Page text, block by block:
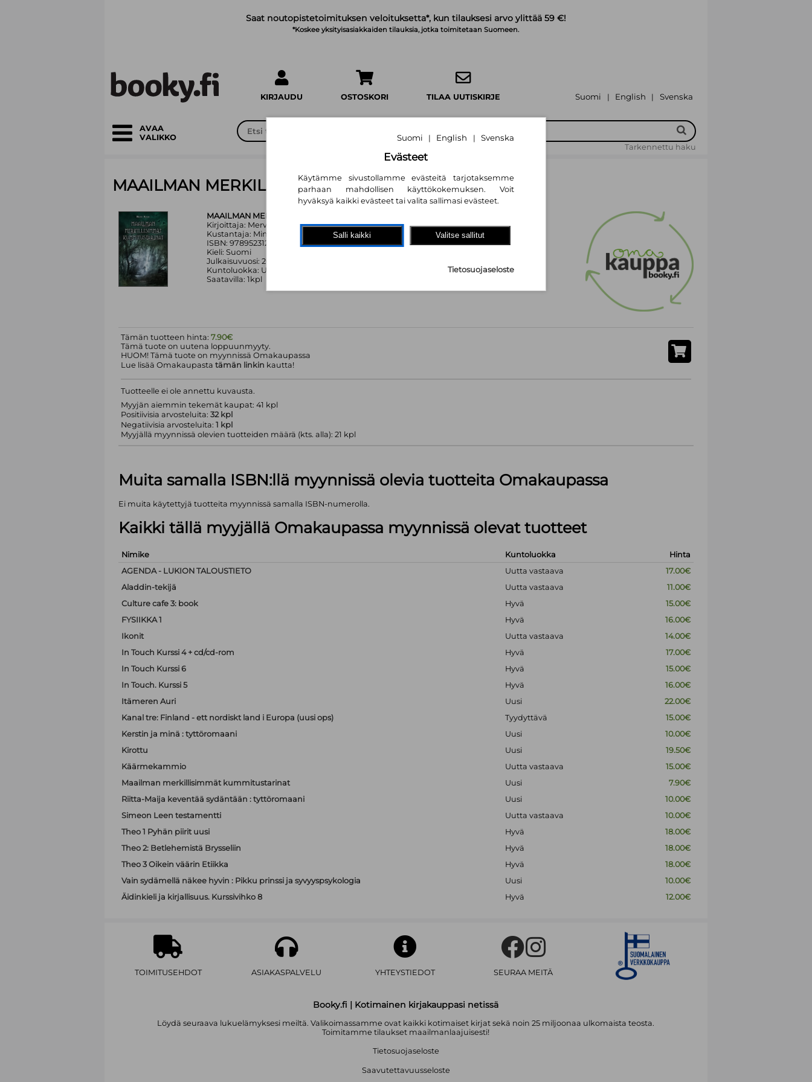
Saat noutopistetoimituksen veloituksetta*, kun tilauksesi arvo ylittää 59 €!
*Koskee yksityisasiakkaiden tilauksia, jotka toimitetaan Suomeen.
KIRJAUDU OSTOSKORI TILAA UUTISKIRJE Suomi | English | Svenska
AVAA
VALIKKO
Tarkennettu haku
MAAILMAN MERKILLISIMMÄT KUMMITUSTARINAT
MAAILMAN MERKILLISIMMÄT KUMMITUSTARINAT
Kirjoittaja: Mervi Koski
Kustantaja: Minerva Kustannus Oy
ISBN: 9789523127111
Kieli: Suomi
Julkaisuvuosi: 2018
Kuntoluokka: Uusi
Saatavilla: 1kpl
Tämän tuotteen hinta: 7.90€
Tämä tuote on uutena loppuunmyyty.
HUOM! Tämä tuote on myynnissä Omakaupassa
Lue lisää Omakaupasta tämän linkin kautta!
Tuotteelle ei ole annettu kuvausta.
Myyjän aiemmin tekemät kaupat: 41 kpl
Positiivisia arvosteluita: 32 kpl
Negatiivisia arvosteluita: 1 kpl
Myyjällä myynnissä olevien tuotteiden määrä (kts. alla): 21 kpl
Muita samalla ISBN:llä myynnissä olevia tuotteita Omakaupassa
Ei muita käytettyjä tuotteita myynnissä samalla ISBN-numerolla.
Kaikki tällä myyjällä Omakaupassa myynnissä olevat tuotteet
Nimike Kuntoluokka
Hinta
AGENDA - LUKION TALOUSTIETO
Uutta vastaava
17.00€
Aladdin-tekijä
Uutta vastaava
11.00€
Culture cafe 3: book
Hyvä
15.00€
FYSIIKKA 1
Hyvä
16.00€
Ikonit
Uutta vastaava
14.00€
In Touch Kurssi 4 + cd/cd-rom
Hyvä
17.00€
In Touch Kurssi 6
Hyvä
15.00€
In Touch. Kurssi 5
Hyvä
16.00€
Itämeren Auri
Uusi
22.00€
Kanal tre: Finland - ett nordiskt land i Europa (uusi ops)
Tyydyttävä
15.00€
Kerstin ja minä : tyttöromaani
Uusi
10.00€
Kirottu
Uusi
19.50€
Käärmekammio
Uutta vastaava
15.00€
Maailman merkillisimmät kummitustarinat
Uusi
7.90€
Riitta-Maija keventää sydäntään : tyttöromaani
Uusi
10.00€
Simeon Leen testamentti
Uutta vastaava
10.00€
Theo 1 Pyhän piirit uusi
Hyvä
18.00€
Theo 2: Betlehemistä Brysseliin
Hyvä
18.00€
Theo 3 Oikein väärin Etiikka
Hyvä
18.00€
Vain sydämellä näkee hyvin : Pikku prinssi ja syvyyspsykologia
Uusi
10.00€
Äidinkieli ja kirjallisuus. Kurssivihko 8
Hyvä 12.00€
TOIMITUSEHDOT ASIAKASPALVELU YHTEYSTIEDOT SEURAA MEITÄ
Booky.fi | Kotimainen kirjakauppasi netissä
Löydä seuraava lukuelämyksesi meiltä. Valikoimassamme ovat kaikki kotimaiset kirjat sekä noin 25 miljoonaa ulkomaista teosta.
Toimitamme tilaukset maailmanlaajuisesti!
Tietosuojaseloste
Saavutettavuusseloste
Suomi | English | Svenska
Evästeet
Käytämme sivustollamme evästeitä tarjotaksemme
parhaan mahdollisen käyttökokemuksen. Voit
hyväksyä kaikki evästeet tai valita sallimasi evästeet.
Salli kaikki Valitse sallitut
Tietosuojaseloste